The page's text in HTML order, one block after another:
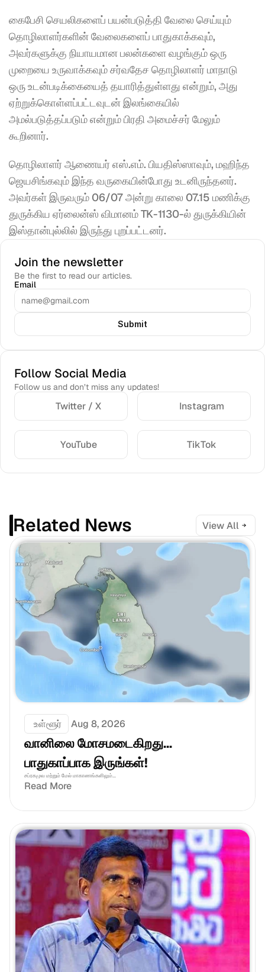
கைபேசி செயலிகளைப் பயன்படுத்தி வேலை செய்யும்
தொழிலாளர்களின் வேலைகளைப் பாதுகாக்கவும்,
அவர்களுக்கு நியாயமான பலன்களை வழங்கும் ஒரு
முறையை உருவாக்கவும் சர்வதேச தொழிலாளர் மாநாடு
ஒரு உடன்படிக்கையைத் தயாரித்துள்ளது என்றும், அது
ஏற்றுக்கொள்ளப்பட்டவுடன் இலங்கையில்
அமல்படுத்தப்படும் என்றும் பிரதி அமைச்சர் மேலும்
கூறினார்.
தொழிலாளர் ஆணையர் எஸ்.எம். பியதிஸ்ஸாவும், மஹிந்த
ஜெயசிங்கவும் இந்த வருகையின்போது உடனிருந்தனர்.
அவர்கள் இருவரும் 06/07 அன்று காலை 07.15 மணிக்கு
துருக்கிய ஏர்லைன்ஸ் விமானம் TK-1130-ல் துருக்கியின்
இஸ்தான்புல்லில் இருந்து புறப்பட்டனர்.
Join the newsletter
Be the first to read our articles.
Email
Submit
Follow Social Media
Follow us and don’t miss any updates!
Twitter / X Instagram
YouTube TikTok
Related News View All
உள்ளூர் Aug 8, 2026
வானிலை மோசமடைகிறது...
பாதுகாப்பாக இருங்கள்!
சப்ரகமுவ மற்றும் மேல் மாகாணங்களிலும்...
Read More